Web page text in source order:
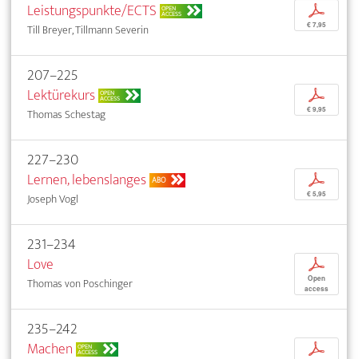
Leistungspunkte/ECTS OPEN
ACCESS
Till Breyer, Tillmann Severin
p
€ 7,95
207–225
Lektürekurs OPEN
ACCESS
Thomas Schestag
p
€ 9,95
227–230
Lernen, lebenslanges ABO
Joseph Vogl
p
€ 5,95
231–234
Love
Thomas von Poschinger
p
Open
access
235–242
Machen OPEN
ACCESS p